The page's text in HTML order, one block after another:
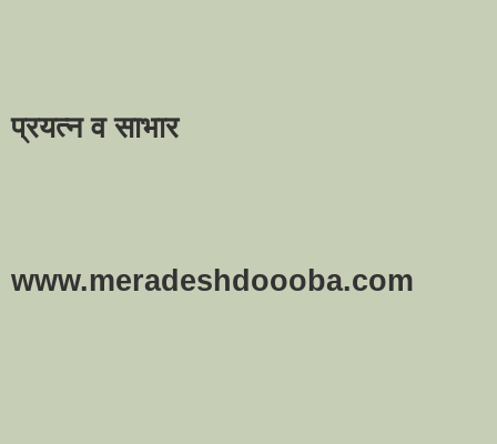
प्रयत्न व साभार
www.meradeshdoooba.com